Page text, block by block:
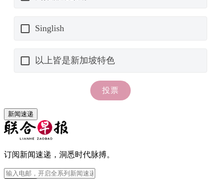
新闻速递
订阅新闻速递，洞悉时代脉搏。